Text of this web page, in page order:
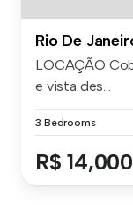
Rio De
LOCAÇÃO
e vista des...
3 Bedrooms
R$ 14,000